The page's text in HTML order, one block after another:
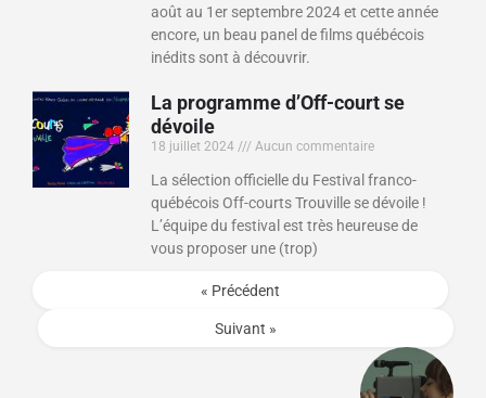
août au 1er septembre 2024 et cette année
encore, un beau panel de films québécois
inédits sont à découvrir.
La programme d’Off-court se
dévoile
18 juillet 2024 Aucun commentaire
La sélection officielle du Festival franco-
québécois Off-courts Trouville se dévoile !
L’équipe du festival est très heureuse de
vous proposer une (trop)
« Précédent
Suivant »